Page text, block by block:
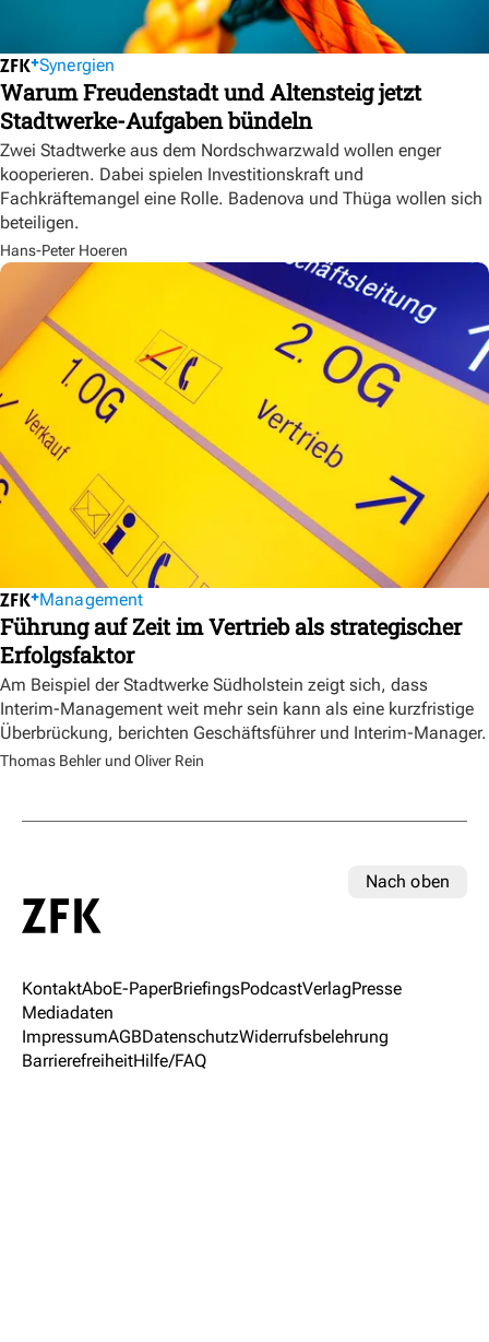
Synergien
Warum Freudenstadt und Altensteig jetzt
Stadtwerke-Aufgaben bündeln
Zwei Stadtwerke aus dem Nordschwarzwald wollen enger
kooperieren. Dabei spielen Investitionskraft und
Fachkräftemangel eine Rolle. Badenova und Thüga wollen sich
beteiligen.
Hans-Peter Hoeren
Management
Führung auf Zeit im Vertrieb als strategischer
Erfolgsfaktor
Am Beispiel der Stadtwerke Südholstein zeigt sich, dass
Interim-Management weit mehr sein kann als eine kurzfristige
Überbrückung, berichten Geschäftsführer und Interim-Manager.
Thomas Behler und Oliver Rein
Nach oben
KontaktAboE-PaperBriefingsPodcastVerlagPresse
Mediadaten
ImpressumAGBDatenschutzWiderrufsbelehrung
BarrierefreiheitHilfe/FAQ